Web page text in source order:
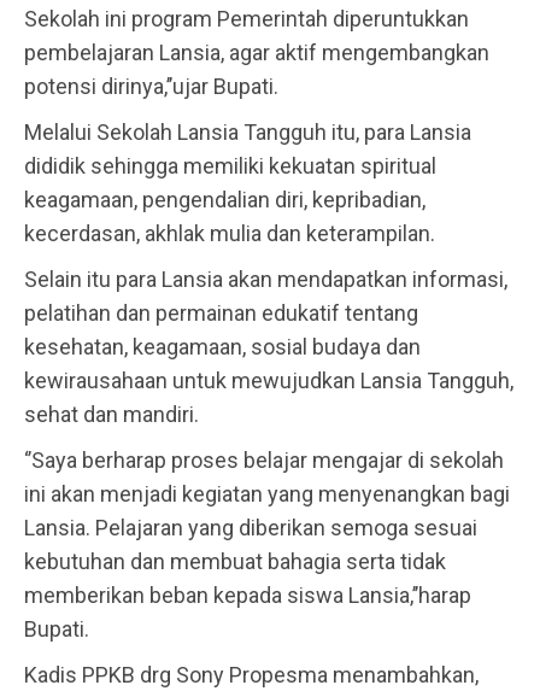
Sekolah ini program Pemerintah diperuntukkan
pembelajaran Lansia, agar aktif mengembangkan
potensi dirinya,’’ujar Bupati.
Melalui Sekolah Lansia Tangguh itu, para Lansia
dididik sehingga memiliki kekuatan spiritual
keagamaan, pengendalian diri, kepribadian,
kecerdasan, akhlak mulia dan keterampilan.
Selain itu para Lansia akan mendapatkan informasi,
pelatihan dan permainan edukatif tentang
kesehatan, keagamaan, sosial budaya dan
kewirausahaan untuk mewujudkan Lansia Tangguh,
sehat dan mandiri.
‘’Saya berharap proses belajar mengajar di sekolah
ini akan menjadi kegiatan yang menyenangkan bagi
Lansia. Pelajaran yang diberikan semoga sesuai
kebutuhan dan membuat bahagia serta tidak
memberikan beban kepada siswa Lansia,’’harap
Bupati.
Kadis PPKB drg Sony Propesma menambahkan,